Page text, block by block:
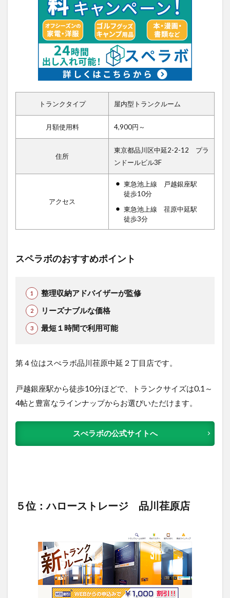
トランクタイプ 屋内型トランクルーム
月額使用料 4,900円～
住所
東京都品川区中延2-2-12 プラ
ンドールビル3F
アクセス
東急池上線 戸越銀座駅
徒歩10分
東急池上線 荏原中延駅
徒歩3分
スペラボのおすすめポイント
整理収納アドバイザーが監修
リーズナブルな価格
最短１時間で利用可能
第４位はスぺラボ品川荏原中延２丁目店です。
戸越銀座駅から徒歩10分ほどで、トランクサイズは0.1～
4帖と豊富なラインナップからお選びいただけます。
スぺラボの公式サイトへ
５位：ハローストレージ 品川荏原店